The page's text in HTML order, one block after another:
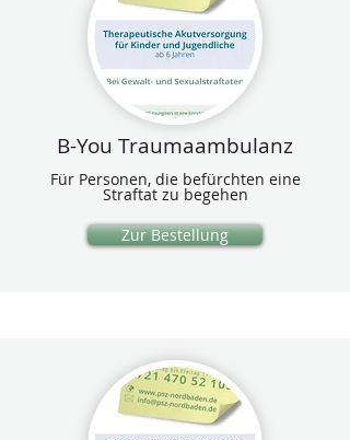
B-You Traumaambulanz
Für Personen, die befürchten eine
Straftat zu begehen
Zur Bestellung